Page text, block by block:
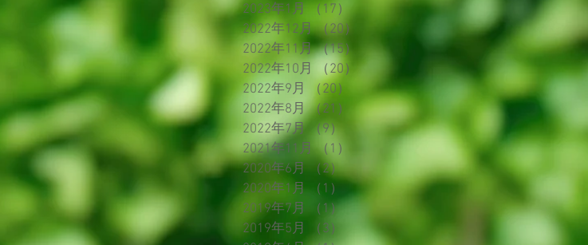
2023年1月
（17）
17件の記事
2022年12月 （20）
20件の記事
2022年11月 （15）
15件の記事
2022年10月
（20）20件の記事
2022年9月
（20）
20件の記事
2022年8月 （21）
21件の記事
2022年7月
（9）
9件の記事
2021年11月
（1）
2020年6月 （2）2件の記事
2020年1月
（1）
1件の記事
2019年7月
（1）1件の記事
2019年5月
（3）
3件の記事